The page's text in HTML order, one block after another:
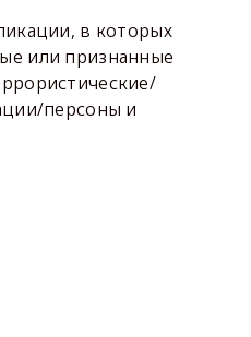
в которых
или признанные
персоны и